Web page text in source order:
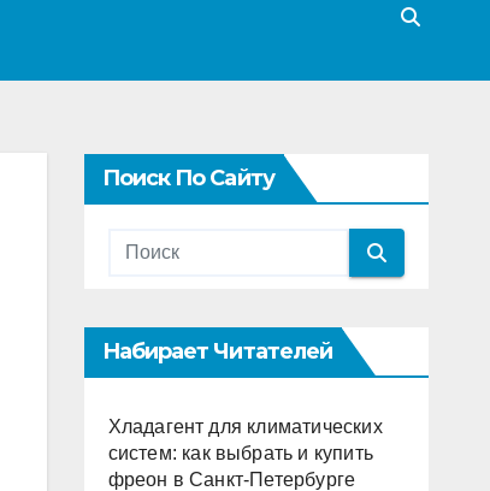
Поиск По Сайту
Набирает Читателей
Хладагент для климатических
систем: как выбрать и купить
фреон в Санкт-Петербурге